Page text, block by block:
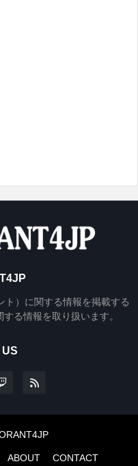
ト）に関する情報を掲載する
る情報を取り扱います。
US
ABOUT CONTACT